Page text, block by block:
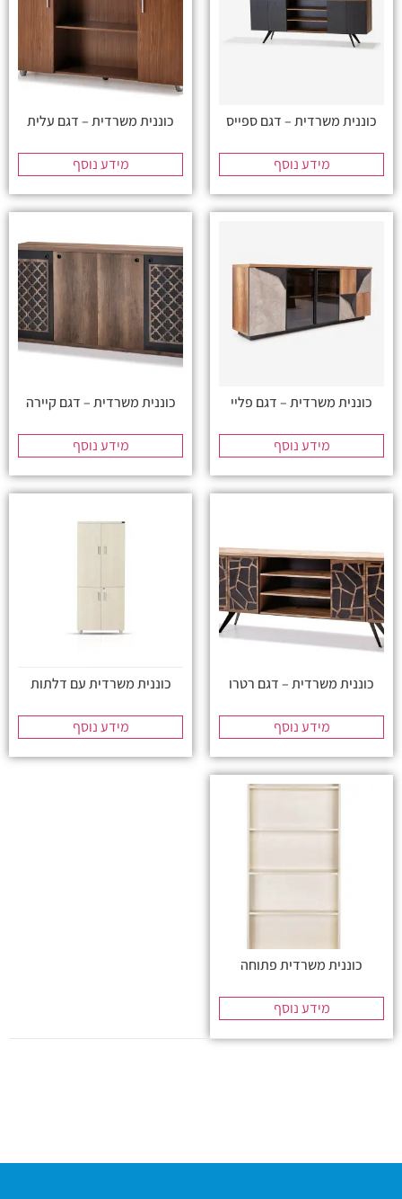
כוננית משרדית – דגם ספייס
מידע נוסף
כוננית משרדית – דגם עלית
מידע נוסף
כוננית משרדית – דגם פליי
מידע נוסף
כוננית משרדית – דגם קיירה
מידע נוסף
כוננית משרדית – דגם רטרו
מידע נוסף
כוננית משרדית עם דלתות
מידע נוסף
כוננית משרדית פתוחה
מידע נוסף